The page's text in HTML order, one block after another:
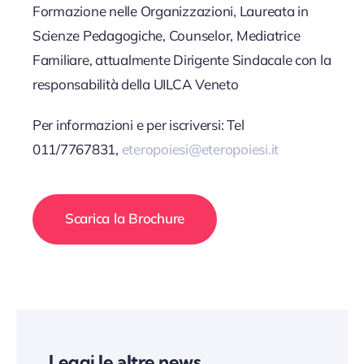
Formazione nelle Organizzazioni, Laureata in
Scienze Pedagogiche, Counselor, Mediatrice
Familiare, attualmente Dirigente Sindacale con la
responsabilità della UILCA Veneto
Per informazioni e per iscriversi: Tel
011/7767831, eteropoiesi@eteropoiesi.it
Scarica la Brochure